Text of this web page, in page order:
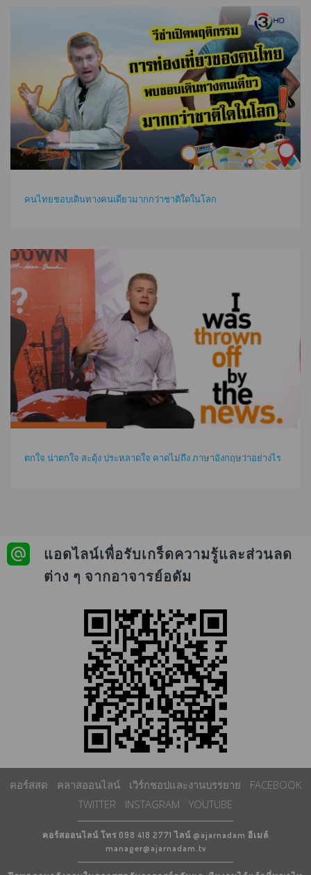
คนไทยชอบเดินทางคนเดียวมากกว่าชาติใดในโลก
ตกใจ น่าตกใจ สะดุ้ง ประหลาดใจ คาดไม่ถึง ภาษาอังกฤษว่าอย่างไร
แอดไลน์เพื่อรับเกร็ดความรู้และส่วนลด
ต่าง ๆ จากอาจารย์อดัม
คอร์สสด คลาสออนไลน์ เวิร์กชอปและงานบรรยาย
FACEBOOK
TWITTER
INSTAGRAM YOUTUBE
คอร์สออนไลน์ โทร 098 418 2771 ไลน์ @ajarnadam อีเมล์
manager@ajarnadam.tv